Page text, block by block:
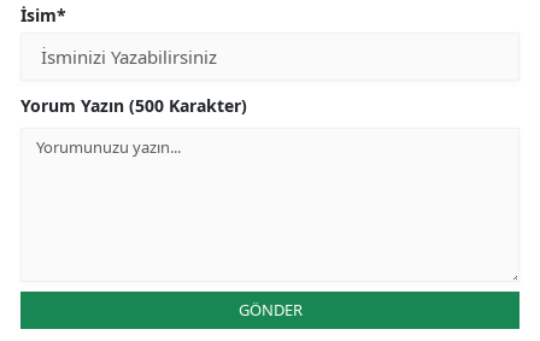
İsim*
Yorum Yazın (500 Karakter)
GÖNDER